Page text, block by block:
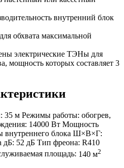
внутренний блок
обхвата максимальной
электрические ТЭНы для
мощность которых составляет 3
35 м Режимы работы: обогрев,
14000 Вт Мощность
внутреннего блока Ш×В×Г:
дБ: 52 дБ Тип фреона: R410
площадь: 140 м2